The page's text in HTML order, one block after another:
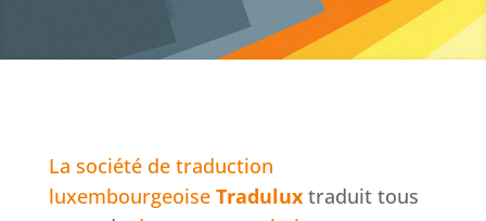
La société de traduction
luxembourgeoise Traduluxtraduit tous